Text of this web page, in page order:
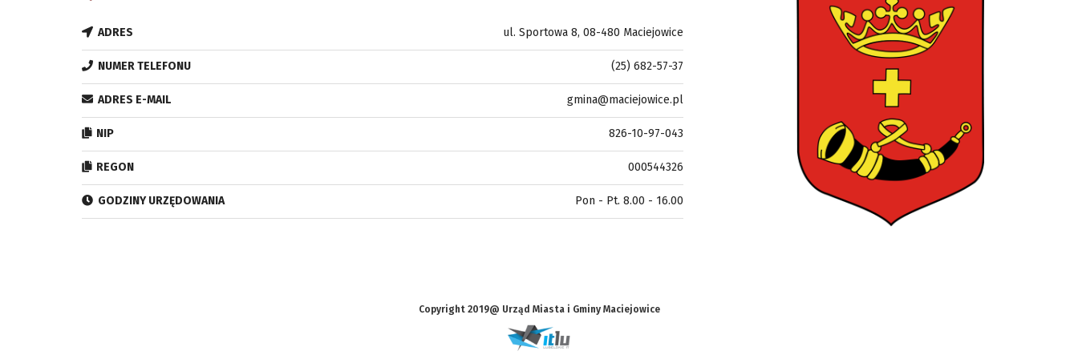
ADRES ul. Sportowa 8, 08-480 Maciejowice
NUMER TELEFONU (25) 682-57-37
ADRES E-MAIL gmina@maciejowice.pl
NIP 826-10-97-043
REGON 000544326
GODZINY URZĘDOWANIA Pon - Pt. 8.00 - 16.00
Copyright 2019@ Urząd Miasta i Gminy Maciejowice